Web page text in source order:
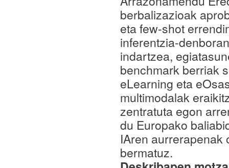
berbalizazioak
eta few-shot
inferentzia-
indartzea,
benchmark berriak
eLearning eta
multimodalak
zentratuta egon
du Europako
IAren aurrerapenak
bermatuz.